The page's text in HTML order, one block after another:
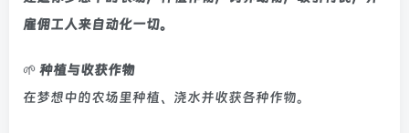
雇佣工人来自动化一切。
🌱 种植与收获作物
在梦想中的农场里种植、浇水并收获各种作物。